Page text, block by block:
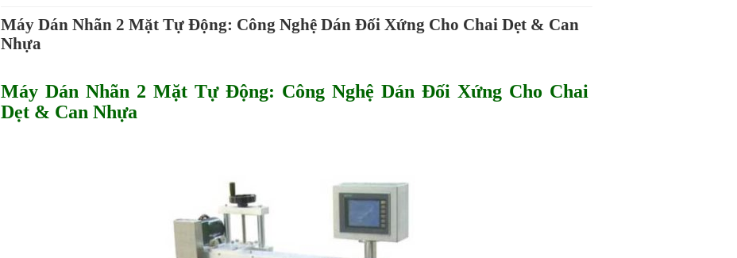
Máy Dán Nhãn 2 Mặt Tự Động: Công Nghệ Dán Đối Xứng Cho Chai Dẹt & Can
Nhựa
Máy Dán Nhãn 2 Mặt Tự Động: Công Nghệ Dán Đối Xứng Cho Chai
Dẹt & Can Nhựa